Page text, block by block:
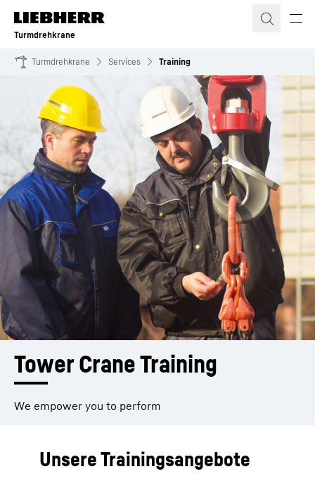
Zum Inhalt springen
Turmdrehkrane
Turmdrehkrane Services Training
Tower Crane Training
We empower you to perform
Unsere Trainingsangebote